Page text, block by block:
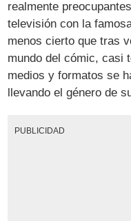
realmente
televisión con la
menos cierto que tras
mundo del cómic, casi
medios y formatos se
llevando el género de
PUBLICIDAD